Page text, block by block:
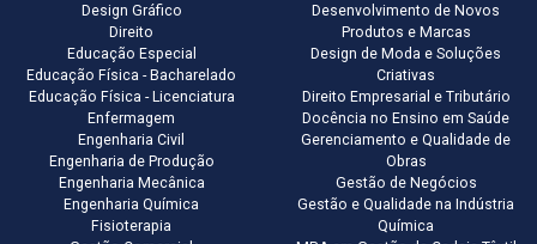
Design Gráfico
Direito
Educação Especial
Educação Física - Bacharelado
Educação Física - Licenciatura
Enfermagem
Engenharia Civil
Engenharia de Produção
Engenharia Mecânica
Engenharia Química
Fisioterapia
Desenvolvimento de Novos
Produtos e Marcas
Design de Moda e Soluções
Criativas
Direito Empresarial e Tributário
Docência no Ensino em Saúde
Gerenciamento e Qualidade de
Obras
Gestão de Negócios
Gestão e Qualidade na Indústria
Química